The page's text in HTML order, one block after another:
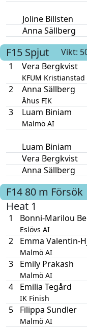
Joline Billsten
Anna Sällberg
F15 Spjut Vikt:
1
Vera Bergkvist
KFUM Kristianstad
2 Anna Sällberg
Åhus FIK
3 Luam Biniam
Malmö AI
Luam Biniam
Vera Bergkvist
Anna Sällberg
F14 80 m Försök
Heat 1
1
Bonni-Marilou
Eslövs AI
2 Emma Valentin-
Malmö AI
3 Emily Prakash
Malmö AI
4 Emilia Tegård
IK Finish
5 Filippa Sundler
Malmö AI